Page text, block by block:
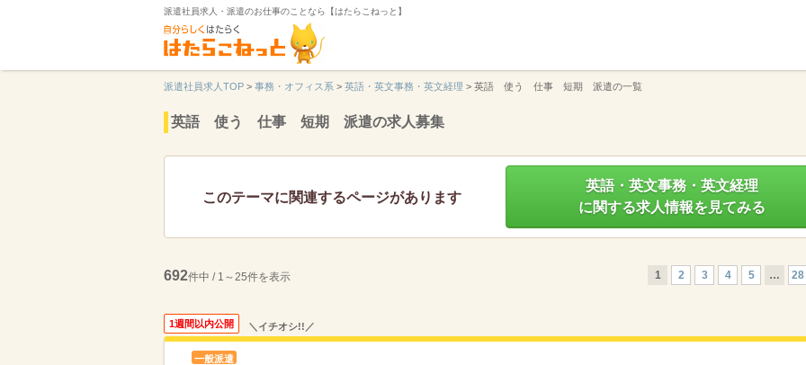
派遣社員求人・派遣のお仕事のことなら【はたらこねっと】
派遣社員求人TOP > 事務・オフィス系 > 英語・英文事務・英文経理 > 英語 使う 仕事 短期 派遣の一覧
英語 使う 仕事 短期 派遣の求人募集
このテーマに関連するページがあります
英語・英文事務・英文経理
に関する求人情報を見てみる
692件中 / 1～25件を表示 1 2 3 4 5 … 28
1週間以内公開 ＼イチオシ!!／
一般派遣